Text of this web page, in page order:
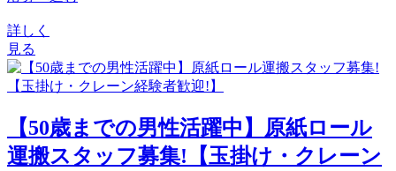
詳しく
見る
【50歳までの男性活躍中】原紙ロール
運搬スタッフ募集!【玉掛け・クレーン